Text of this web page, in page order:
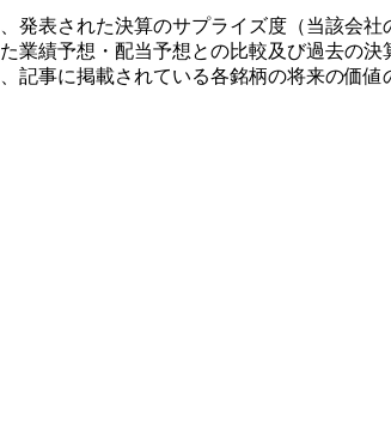
表された決算のサプライズ度（当該会
績予想・配当予想との比較及び過去の
事に掲載されている各銘柄の将来の価